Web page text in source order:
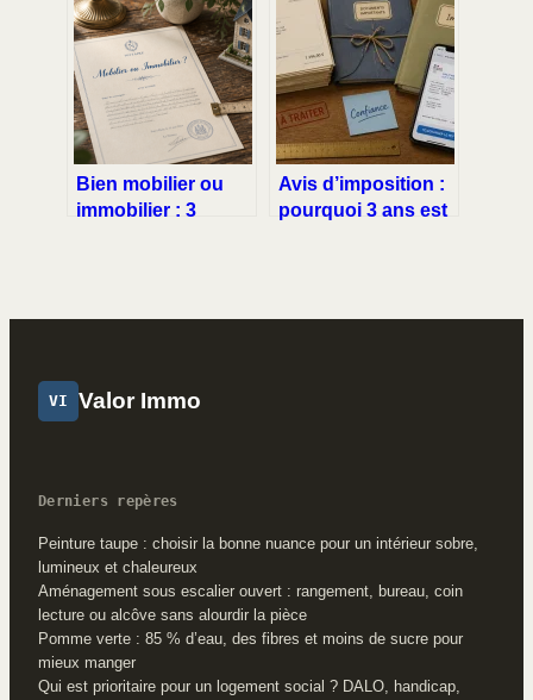
vénale et valider
vos certifications
professionnelles
votre patrimoine et
optimiser votre
fiscalité
Bien mobilier ou
immobilier : 3
Avis d’imposition :
pourquoi 3 ans est
VI Valor Immo
Derniers repères
Peinture taupe : choisir la bonne nuance pour un intérieur sobre,
lumineux et chaleureux
Aménagement sous escalier ouvert : rangement, bureau, coin
lecture ou alcôve sans alourdir la pièce
Pomme verte : 85 % d’eau, des fibres et moins de sucre pour
mieux manger
Qui est prioritaire pour un logement social ? DALO, handicap,